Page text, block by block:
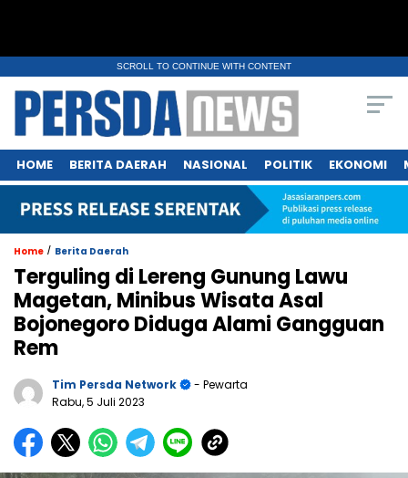
SCROLL TO CONTINUE WITH CONTENT
HOME BERITA DAERAH NASIONAL POLITIK EKONOMI
Home / Berita Daerah
Terguling di Lereng Gunung Lawu
Magetan, Minibus Wisata Asal
Bojonegoro Diduga Alami Gangguan
Rem
Tim Persda Network
- Pewarta
Rabu, 5 Juli 2023